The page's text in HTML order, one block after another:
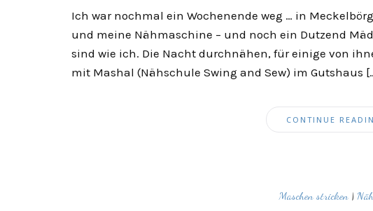
Ich war nochmal ein Wochenende weg … in
und meine Nähmaschine – und noch ein Dutzend
sind wie ich. Die Nacht durchnähen, für einige von
mit Mashal (Nähschule Swing and Sew) im Gutshaus
CONTINUE
Maschen stricken |